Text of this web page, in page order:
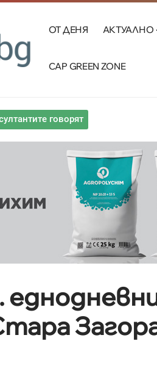
ОТ ДЕНЯ АКТУАЛНО
CAP GREEN ZONE
говорят